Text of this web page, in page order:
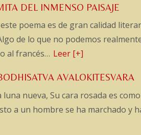
DEL INMENSO PAISAJE
poema es de gran calidad
de lo que no podemos
al francés… Leer [+]
AVALOKITESVARA
nueva, Su cara rosada es
a un hombre se ha marchado y